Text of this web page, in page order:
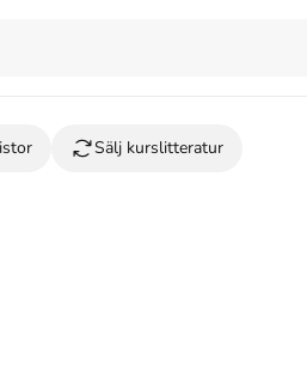
Sälj kurslitteratur